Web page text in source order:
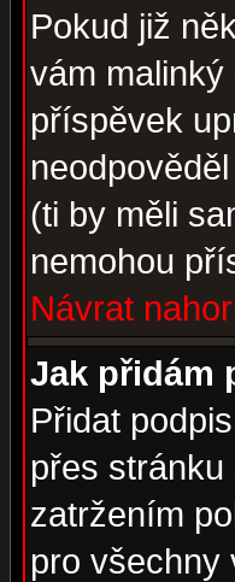
Pokud již
vám
příspěvek
(ti by měli
nemohou
Návrat
Jak přidám
Přidat
přes stránku
zatržením
pro všechny